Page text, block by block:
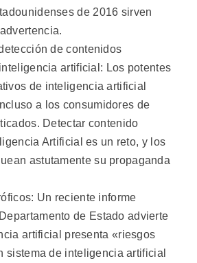
de 2016 sirven
de contenidos
artificial: Los potentes
de inteligencia artificial
a los consumidores de
Detectar contenido
Artificial es un reto, y los
astutamente su propaganda
Un reciente informe
de Estado advierte
artificial presenta «riesgos
sistema de inteligencia artificial